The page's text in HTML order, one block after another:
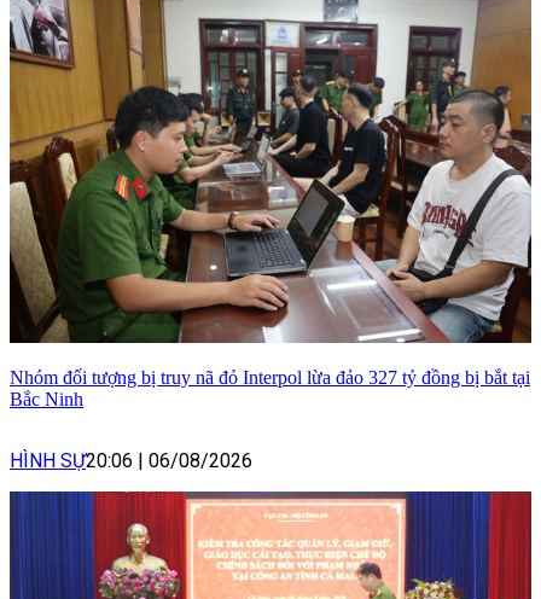
Nhóm đối tượng bị truy nã đỏ Interpol lừa đảo 327 tỷ đồng bị bắt tại
Bắc Ninh
HÌNH SỰ20:06 06/08/2026